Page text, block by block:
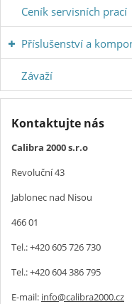
Ceník servisních prací
Příslušenství a
Závaží
Kontaktujte nás
Calibra 2000 s.r.o
Revoluční 43
Jablonec nad Nisou
466 01
Tel.: +420 605 726 730
Tel.: +420 604 386 795
E-mail: info@calibra2000.cz